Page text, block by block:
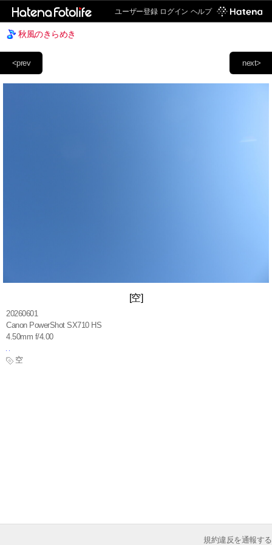
ユーザー登録 ログイン ヘルプ
秋風のきらめき
next>
<prev
[空]
20260601
Canon PowerShot SX710 HS
4.50mm f/4.00
空
規約違反を通報する